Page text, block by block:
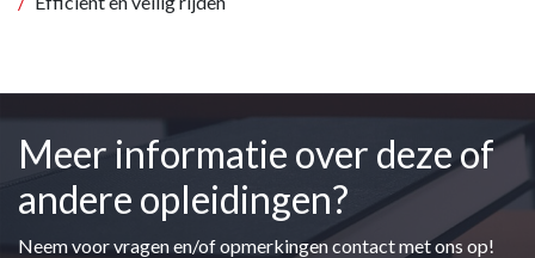
Meer informatie over deze of
andere opleidingen?
Neem voor vragen en/of opmerkingen contact met ons op!